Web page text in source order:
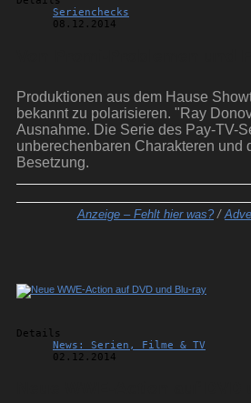
Serienchecks
08.12.2014
Produktionen aus dem Hause
bekannt zu polarisieren. "Ray
Ausnahme. Die Serie des Pay-TV-
unberechenbaren Charakteren und
Besetzung.
Anzeige – Fehlt hier was? /
Details
News: Serien, Filme & TV
02.12.2014